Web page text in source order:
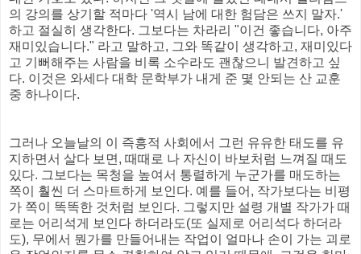
의 강의를 상기할 적마다 '역시 남에 대한 험담은 쓰지 말자.'
하고 절실히 생각한다. 그보다는 차라리 "이건 좋습니다, 아주
재미있습니다." 라고 말하고, 그와 똑같이 생각하고, 재미있다
고 기뻐해주는 사람을 비록 소수라도 괜찮으니 발견하고 싶
다. 이것은 와세다 대학 문학부가 내게 준 몇 안되는 산 교훈
중 하나이다.
그러나 오늘날의 이 즉흥적 사회에서 그런 유유한 태도를 유
지하면서 살다 보면, 때때로 나 자신이 바보처럼 느껴질 때도
있다. 그보다는 목청을 높여서 통렬하게 누군가를 매도하는
쪽이 훨씬 더 스마트하게 보인다. 예를 들어, 작가보다는 비평
가 쪽이 똑똑한 것처럼 보인다. 그렇지만 설령 개별 작가가 때
로는 어리석게 보인다 하더라도(또 실제로 어리석다 하더라
도), 무에서 뭔가를 만들어내는 작업이 얼마나 손이 가는 괴로